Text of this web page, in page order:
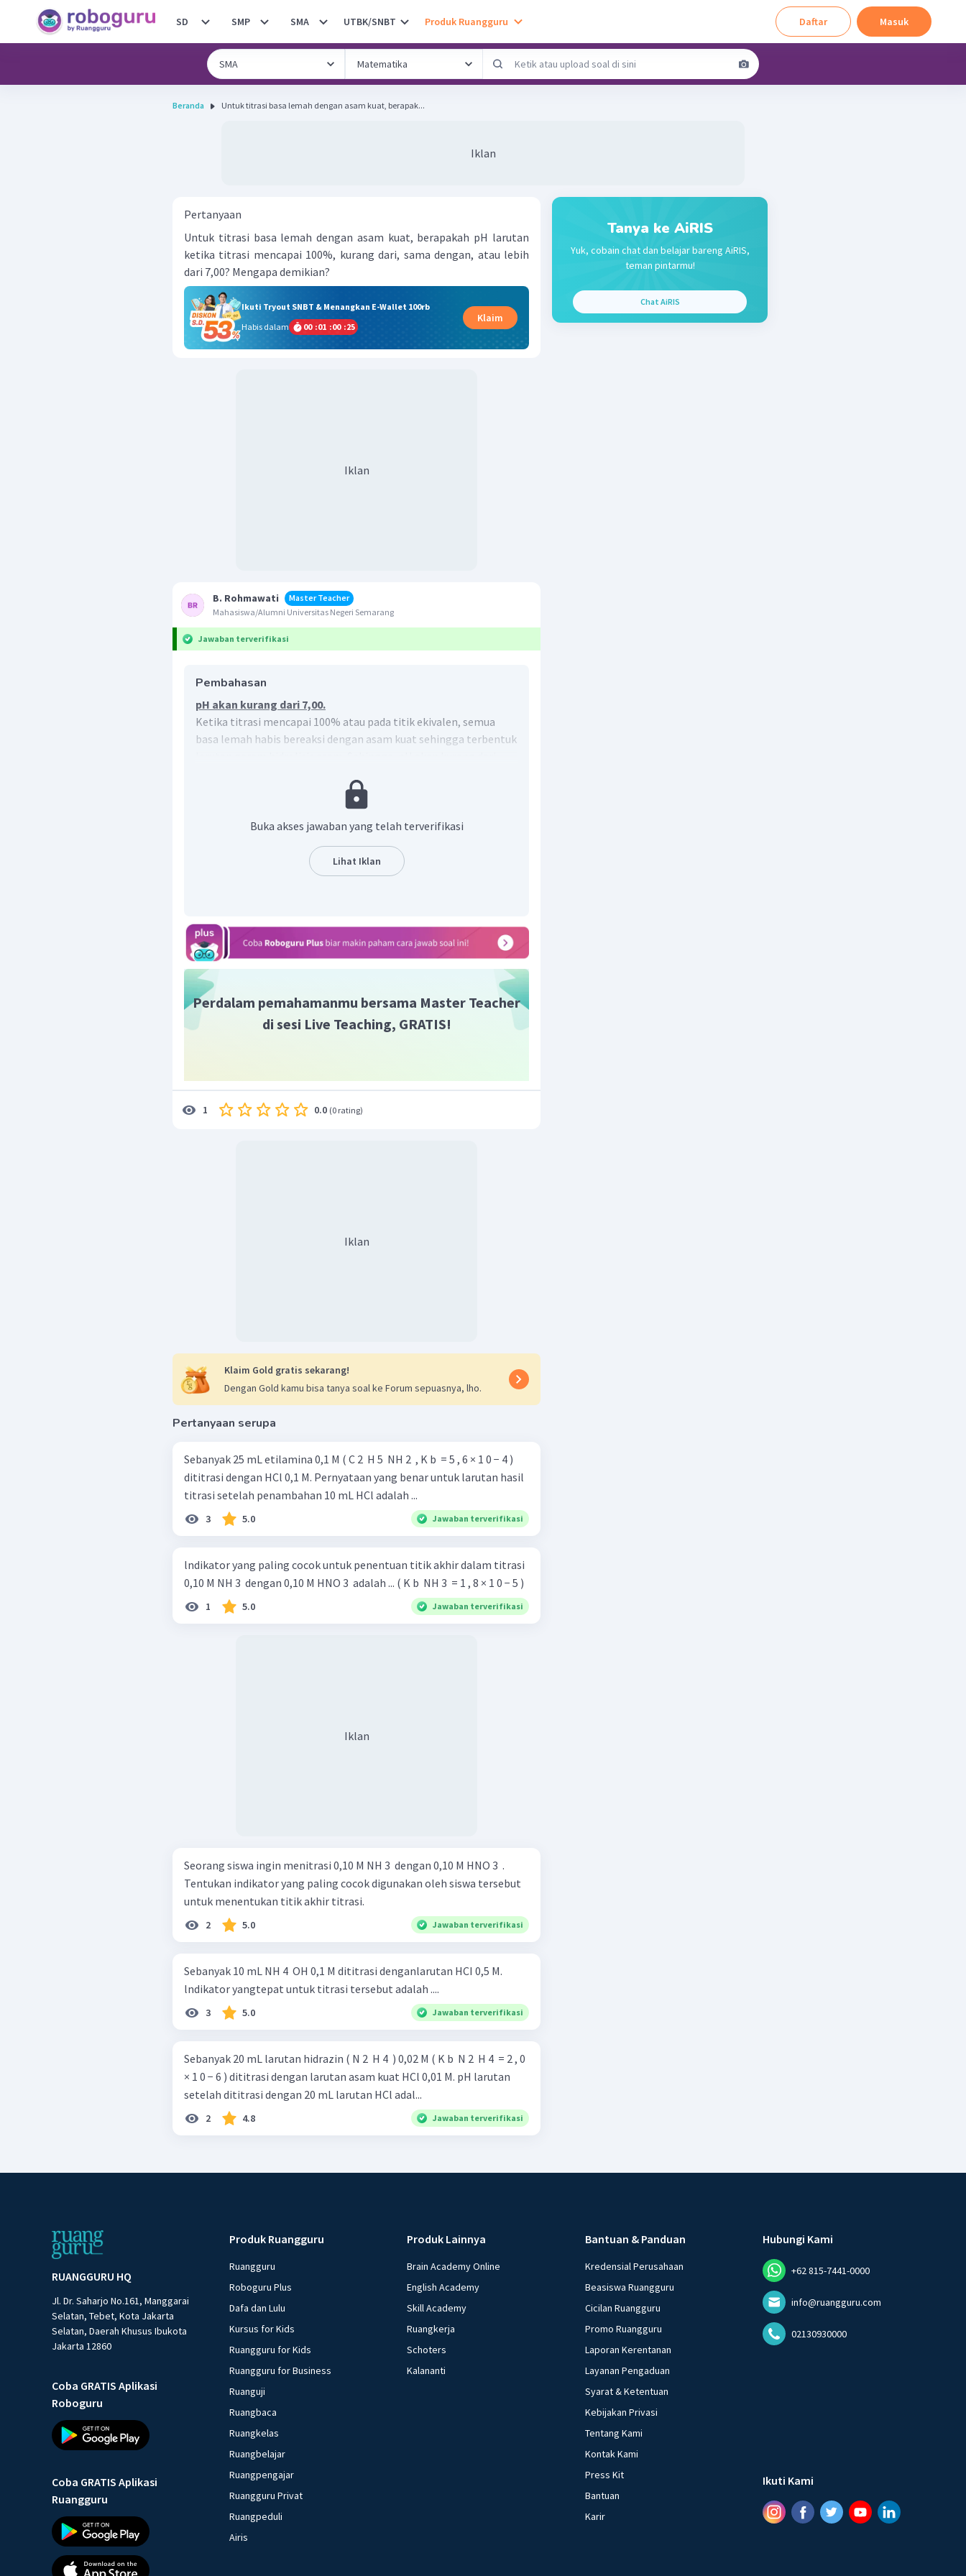
SD SMP SMA UTBK/SNBT Produk Ruangguru Daftar Masuk
Beranda Untuk titrasi basa lemah dengan asam kuat, berapak...
Iklan
Pertanyaan
Untuk titrasi basa lemah dengan asam kuat, berapakah pH larutan
ketika titrasi mencapai 100%, kurang dari, sama dengan, atau lebih
dari 7,00? Mengapa demikian?
Ikuti Tryout SNBT & Menangkan E-Wallet 100rb
Habis dalam
00 :01 :00 :25
Klaim
Iklan
B. Rohmawati
Master Teacher
Mahasiswa/Alumni Universitas Negeri Semarang
Jawaban terverifikasi
Pembahasan
pH akan kurang dari 7,00.
Ketika titrasi mencapai 100% atau pada titik ekivalen, semua
basa lemah habis bereaksi dengan asam kuat sehingga terbentuk
Buka akses jawaban yang telah terverifikasi
Lihat Iklan
Perdalam pemahamanmu bersama Master Teacher
di sesi Live Teaching, GRATIS!
1 0.0 (0 rating)
Iklan
Klaim Gold gratis sekarang!
Dengan Gold kamu bisa tanya soal ke Forum sepuasnya, lho.
Pertanyaan serupa
Sebanyak 25 mL etilamina 0,1 M ( C 2 ​ H 5 ​ NH 2 ​ , K b ​ = 5 , 6 × 1 0 − 4 )
dititrasi dengan HCl 0,1 M. Pernyataan yang benar untuk larutan hasil
titrasi setelah penambahan 10 mL HCl adalah ...
3 5.0 Jawaban terverifikasi
lndikator yang paling cocok untuk penentuan titik akhir dalam titrasi
0,10 M NH 3 ​ dengan 0,10 M HNO 3 ​ adalah ... ( K b ​ NH 3 ​ = 1 , 8 × 1 0 − 5 )
1 5.0 Jawaban terverifikasi
Iklan
Seorang siswa ingin menitrasi 0,10 M NH 3 ​ dengan 0,10 M HNO 3 ​ .
Tentukan indikator yang paling cocok digunakan oleh siswa tersebut
untuk menentukan titik akhir titrasi.
2 5.0 Jawaban terverifikasi
Sebanyak 10 mL NH 4 ​ OH 0,1 M dititrasi denganlarutan HCI 0,5 M.
lndikator yangtepat untuk titrasi tersebut adalah ....
3 5.0 Jawaban terverifikasi
Sebanyak 20 mL larutan hidrazin ( N 2 ​ H 4 ​ ) 0,02 M ( K b ​ N 2 ​ H 4 ​ = 2 , 0
× 1 0 − 6 ) dititrasi dengan larutan asam kuat HCl 0,01 M. pH larutan
setelah dititrasi dengan 20 mL larutan HCl adal...
2 4.8 Jawaban terverifikasi
Tanya ke AiRIS
Yuk, cobain chat dan belajar bareng AiRIS,
teman pintarmu!
Chat AiRIS
RUANGGURU HQ
Jl. Dr. Saharjo No.161, Manggarai
Selatan, Tebet, Kota Jakarta
Selatan, Daerah Khusus Ibukota
Jakarta 12860
Coba GRATIS Aplikasi
Roboguru
Coba GRATIS Aplikasi
Ruangguru
Produk Ruangguru
Ruangguru
Roboguru Plus
Dafa dan Lulu
Kursus for Kids
Ruangguru for Kids
Ruangguru for Business
Ruanguji
Ruangbaca
Ruangkelas
Ruangbelajar
Ruangpengajar
Ruangguru Privat
Ruangpeduli
Airis
Produk Lainnya
Brain Academy Online
English Academy
Skill Academy
Ruangkerja
Schoters
Kalananti
Bantuan & Panduan
Kredensial Perusahaan
Beasiswa Ruangguru
Cicilan Ruangguru
Promo Ruangguru
Laporan Kerentanan
Layanan Pengaduan
Syarat & Ketentuan
Kebijakan Privasi
Tentang Kami
Kontak Kami
Press Kit
Bantuan
Karir
Hubungi Kami
+62 815-7441-0000
info@ruangguru.com
02130930000
Ikuti Kami